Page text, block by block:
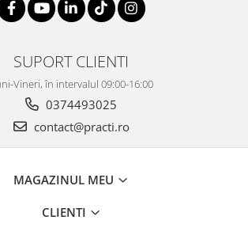
SUPORT CLIENTI
Vineri, în intervalul 09:00-16:00
0374493025
contact@practi.ro
MAGAZINUL MEU
CLIENTI